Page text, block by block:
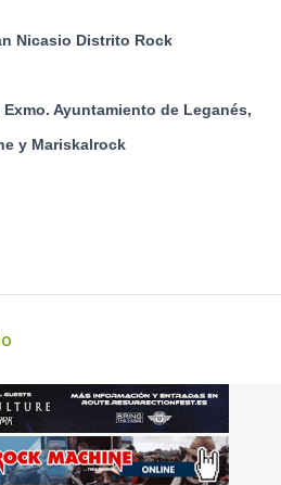
Nicasio Distrito Rock
Ayuntamiento de Leganés,
y Mariskalrock